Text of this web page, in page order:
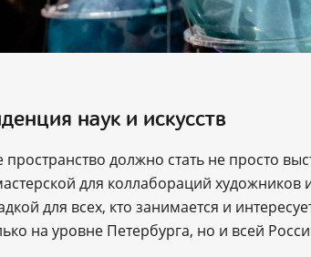
наук и искусств
пространство должно стать не просто
для коллабораций
для всех, кто занимается и
на уровне Петербурга, но и всей